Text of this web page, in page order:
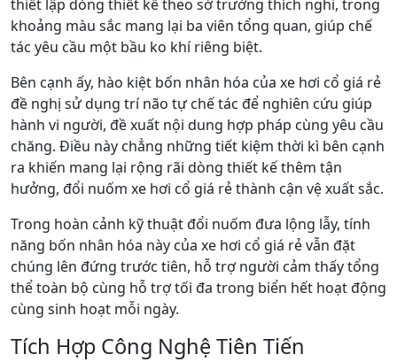
thiết lập dòng thiết kế theo sở trường thích nghi, trong
khoảng màu sắc mang lại ba viên tổng quan, giúp chế
tác yêu cầu một bầu ko khí riêng biệt.
Bên cạnh ấy, hào kiệt bốn nhân hóa của xe hơi cổ giá rẻ
đề nghị sử dụng trí não tự chế tác để nghiên cứu giúp
hành vi người, đề xuất nội dung hợp pháp cùng yêu cầu
chăng. Điều này chẳng những tiết kiệm thời kì bên cạnh
ra khiến mang lại rộng rãi dòng thiết kế thêm tận
hưởng, đổi nuốm xe hơi cổ giá rẻ thành cận vệ xuất sắc.
Trong hoàn cảnh kỹ thuật đổi nuốm đưa lộng lẫy, tính
năng bốn nhân hóa này của xe hơi cổ giá rẻ vẫn đặt
chúng lên đứng trước tiên, hỗ trợ người cảm thấy tổng
thể toàn bộ cùng hỗ trợ tối đa trong biển hết hoạt động
cùng sinh hoạt mỗi ngày.
Tích Hợp Công Nghệ Tiên Tiến